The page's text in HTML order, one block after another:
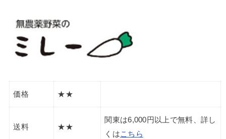
価格 ★★
送料 ★★
関東は6,000円以上で無料、詳し
くはこちら